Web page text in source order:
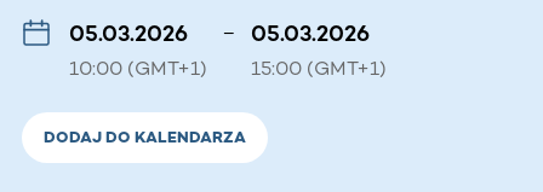
05.03.2026
10:00 (GMT+1)
– 05.03.2026
15:00 (GMT+1)
DODAJ DO KALENDARZA